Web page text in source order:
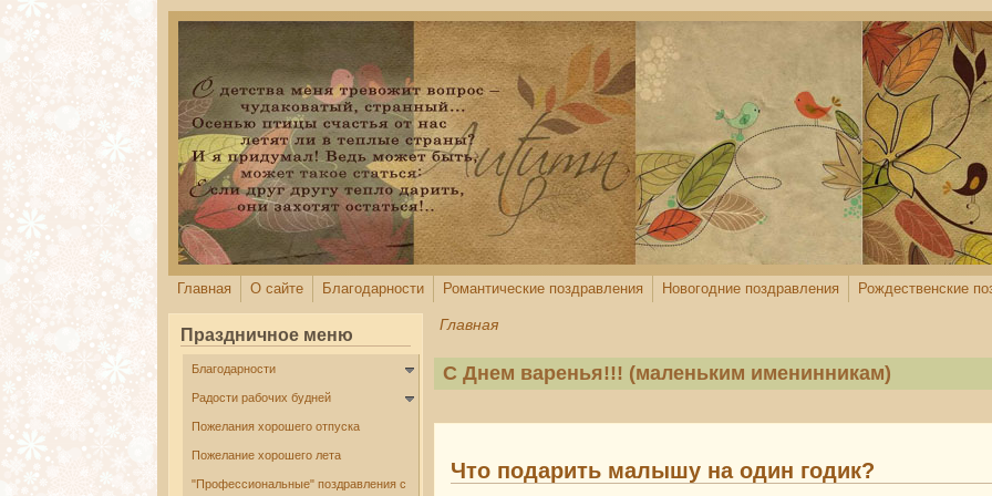
Перейти к основному содержанию
Главная О сайте Благодарности Романтические поздравления Новогодние поздравления Рождественские
Главная
С Днем варенья!!! (маленьким именинникам)
Что подарить малышу на один годик?
Праздничное меню
Благодарности
Радости рабочих будней
Пожелания хорошего отпуска
Пожелание хорошего лета
"Профессиональные" поздравления с